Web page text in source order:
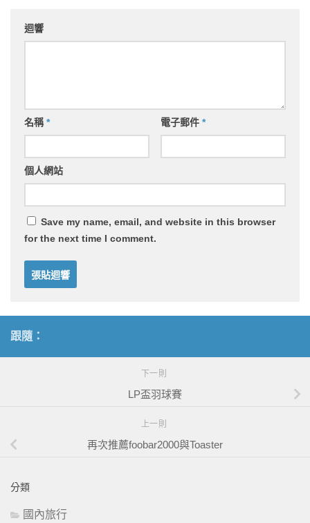
迴響
名稱* 電子郵件 *
個人網站
Save my name, email, and website in this browser
for the next time I comment.
跟隨：
下一則
LP盃羽球賽
上一則
再次推薦foobar2000與Toaster
分類
國內旅行